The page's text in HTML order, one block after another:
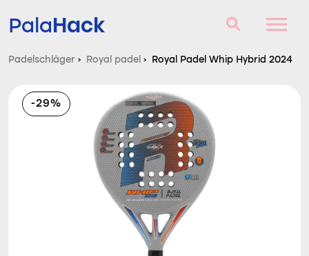
PalaHack
Fragen und Antworten
Vergleich
Padelschläger › Royal padel › Royal Padel Whip Hybrid 2024
-29%